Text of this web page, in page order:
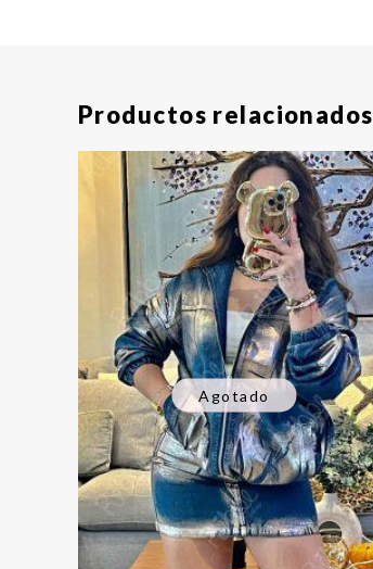
Productos relacionados
Agotado